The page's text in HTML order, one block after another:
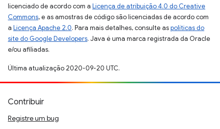
licenciado de acordo com a Licença de atribuição 4.0 do Creative
Commons, e as amostras de código são licenciadas de acordo com
a Licença Apache 2.0. Para mais detalhes, consulte aspolíticas do
site do Google Developers. Java é uma marca registrada da Oracle
e/ou afiliadas.
Última atualização 2020-09-20 UTC.
Contribuir
Registre um bug